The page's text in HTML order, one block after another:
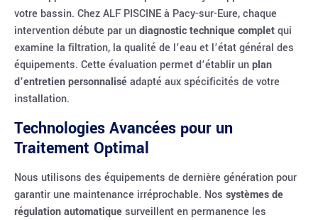
votre bassin. Chez ALF PISCINE à Pacy-sur-Eure, chaque
intervention débute par undiagnostic technique completqui
examine la filtration, la qualité de l’eau et l’état général des
équipements. Cette évaluation permet d’établir unplan
d’entretien personnaliséadapté aux spécificités de votre
installation.
Technologies Avancées pour un
Traitement Optimal
Nous utilisons des équipements de dernière génération pour
garantir une maintenance irréprochable. Nos systèmes de
régulation automatiquesurveillent en permanence les